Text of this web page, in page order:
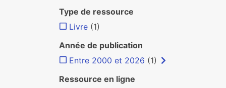
Type de ressource
Livre (1)
Année de publication
Entre 2000 et 2026 (1)
Ressource en ligne